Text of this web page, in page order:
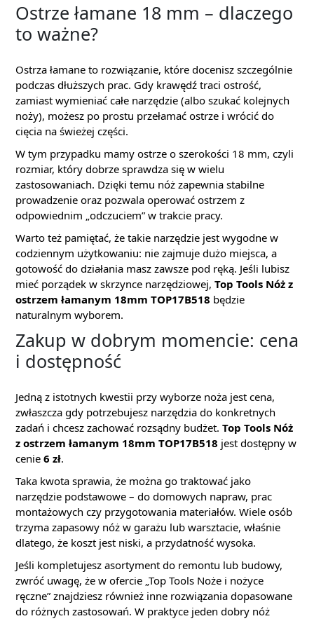
Ostrze łamane 18 mm – dlaczego
to ważne?
Ostrza łamane to rozwiązanie, które docenisz szczególnie
podczas dłuższych prac. Gdy krawędź traci ostrość,
zamiast wymieniać całe narzędzie (albo szukać kolejnych
noży), możesz po prostu przełamać ostrze i wrócić do
cięcia na świeżej części.
W tym przypadku mamy ostrze o szerokości 18 mm, czyli
rozmiar, który dobrze sprawdza się w wielu
zastosowaniach. Dzięki temu nóż zapewnia stabilne
prowadzenie oraz pozwala operować ostrzem z
odpowiednim „odczuciem” w trakcie pracy.
Warto też pamiętać, że takie narzędzie jest wygodne w
codziennym użytkowaniu: nie zajmuje dużo miejsca, a
gotowość do działania masz zawsze pod ręką. Jeśli lubisz
mieć porządek w skrzynce narzędziowej, Top Tools Nóż z
ostrzem łamanym 18mm TOP17B518 będzie
naturalnym wyborem.
Zakup w dobrym momencie: cena
i dostępność
Jedną z istotnych kwestii przy wyborze noża jest cena,
zwłaszcza gdy potrzebujesz narzędzia do konkretnych
zadań i chcesz zachować rozsądny budżet. Top Tools Nóż
z ostrzem łamanym 18mm TOP17B518 jest dostępny w
cenie 6 zł.
Taka kwota sprawia, że można go traktować jako
narzędzie podstawowe – do domowych napraw, prac
montażowych czy przygotowania materiałów. Wiele osób
trzyma zapasowy nóż w garażu lub warsztacie, właśnie
dlatego, że koszt jest niski, a przydatność wysoka.
Jeśli kompletujesz asortyment do remontu lub budowy,
zwróć uwagę, że w ofercie „Top Tools Noże i nożyce
ręczne” znajdziesz również inne rozwiązania dopasowane
do różnych zastosowań. W praktyce jeden dobry nóż